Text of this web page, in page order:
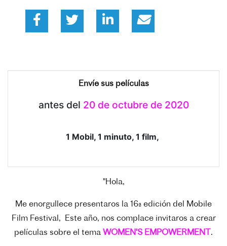
Envíe sus películas
antes del 20 de octubre de 2020
1 Mobil, 1 minuto, 1 film,
"Hola,
Me enorgullece presentaros la 16ª edición del Mobile
Film Festival, Este año, nos complace invitaros a crear
películas sobre el tema WOMEN'S EMPOWERMENT .